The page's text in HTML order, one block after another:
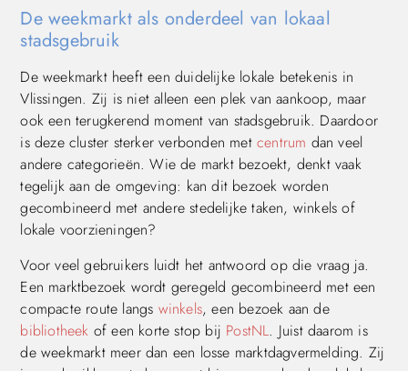
De weekmarkt als onderdeel van lokaal
stadsgebruik
De weekmarkt heeft een duidelijke lokale betekenis in
Vlissingen. Zij is niet alleen een plek van aankoop, maar
ook een terugkerend moment van stadsgebruik. Daardoor
is deze cluster sterker verbonden met centrum dan veel
andere categorieën. Wie de markt bezoekt, denkt vaak
tegelijk aan de omgeving: kan dit bezoek worden
gecombineerd met andere stedelijke taken, winkels of
lokale voorzieningen?
Voor veel gebruikers luidt het antwoord op die vraag ja.
Een marktbezoek wordt geregeld gecombineerd met een
compacte route langs winkels, een bezoek aan de
bibliotheek of een korte stop bij PostNL. Juist daarom is
de weekmarkt meer dan een losse marktdagvermelding. Zij